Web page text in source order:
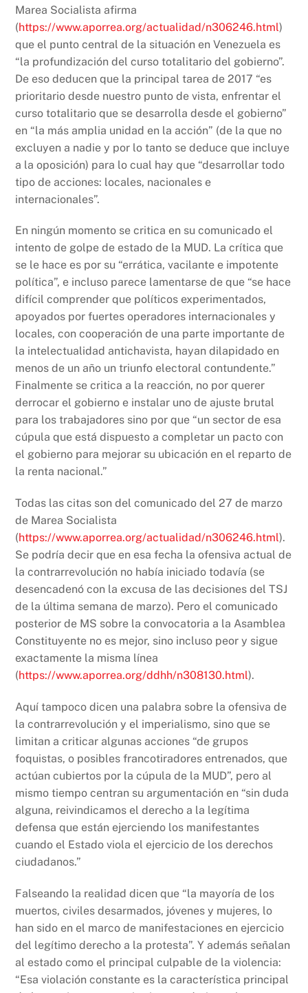
Marea Socialista afirma
(https://www.aporrea.org/actualidad/n306246.html)
que el punto central de la situación en Venezuela es
“la profundización del curso totalitario del gobierno”.
De eso deducen que la principal tarea de 2017 “es
prioritario desde nuestro punto de vista, enfrentar el
curso totalitario que se desarrolla desde el gobierno”
en “la más amplia unidad en la acción” (de la que no
excluyen a nadie y por lo tanto se deduce que incluye
a la oposición) para lo cual hay que “desarrollar todo
tipo de acciones: locales, nacionales e
internacionales”.
En ningún momento se critica en su comunicado el
intento de golpe de estado de la MUD. La crítica que
se le hace es por su “errática, vacilante e impotente
política”, e incluso parece lamentarse de que “se hace
difícil comprender que políticos experimentados,
apoyados por fuertes operadores internacionales y
locales, con cooperación de una parte importante de
la intelectualidad antichavista, hayan dilapidado en
menos de un año un triunfo electoral contundente.”
Finalmente se critica a la reacción, no por querer
derrocar el gobierno e instalar uno de ajuste brutal
para los trabajadores sino por que “un sector de esa
cúpula que está dispuesto a completar un pacto con
el gobierno para mejorar su ubicación en el reparto de
la renta nacional.”
Todas las citas son del comunicado del 27 de marzo
de Marea Socialista
(https://www.aporrea.org/actualidad/n306246.html).
Se podría decir que en esa fecha la ofensiva actual de
la contrarrevolución no había iniciado todavía (se
desencadenó con la excusa de las decisiones del TSJ
de la última semana de marzo). Pero el comunicado
posterior de MS sobre la convocatoria a la Asamblea
Constituyente no es mejor, sino incluso peor y sigue
exactamente la misma línea
(https://www.aporrea.org/ddhh/n308130.html).
Aquí tampoco dicen una palabra sobre la ofensiva de
la contrarrevolución y el imperialismo, sino que se
limitan a criticar algunas acciones “de grupos
foquistas, o posibles francotiradores entrenados, que
actúan cubiertos por la cúpula de la MUD”, pero al
mismo tiempo centran su argumentación en “sin duda
alguna, reivindicamos el derecho a la legítima
defensa que están ejerciendo los manifestantes
cuando el Estado viola el ejercicio de los derechos
ciudadanos.”
Falseando la realidad dicen que “la mayoría de los
muertos, civiles desarmados, jóvenes y mujeres, lo
han sido en el marco de manifestaciones en ejercicio
del legítimo derecho a la protesta”. Y además señalan
al estado como el principal culpable de la violencia:
“Esa violación constante es la característica principal